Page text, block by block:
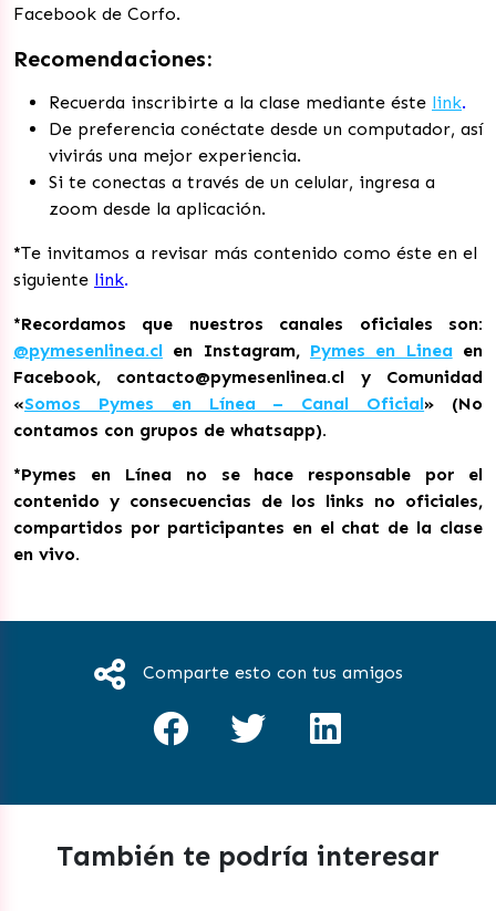
Facebook de Corfo.
Recomendaciones:
Recuerda inscribirte a la clase mediante éste link.
De preferencia conéctate desde un computador, así
vivirás una mejor experiencia.
Si te conectas a través de un celular, ingresa a
zoom desde la aplicación.
*Te invitamos a revisar más contenido como éste en el
siguiente link.
*Recordamos que nuestros canales oficiales son:
@pymesenlinea.cl en Instagram, Pymes en Lineaen
Facebook, contacto@pymesenlinea.cl y Comunidad
«Somos Pymes en Línea – Canal Oficial» (No
contamos con grupos de whatsapp).
*Pymes en Línea no se hace responsable por el
contenido y consecuencias de los links no oficiales,
compartidos por participantes en el chat de la clase
en vivo.
Comparte esto con tus amigos
También te podría interesar